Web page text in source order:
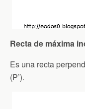
Recta de máxima
Es una recta
(P’).